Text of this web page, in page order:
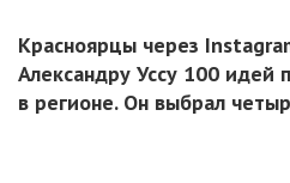
Красноярцы через
Александру Уссу 100 идей
в регионе. Он выбрал